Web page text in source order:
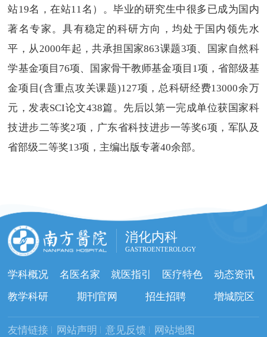
站19名，在站11名）。毕业的研究生中很多已成为国内
著名专家。具有稳定的科研方向，均处于国内领先水
平，从2000年起，共承担国家863课题3项、国家自然科
学基金项目76项、国家骨干教师基金项目1项，省部级基
金项目(含重点攻关课题)127项，总科研经费13000余万
元，发表SCI论文438篇。先后以第一完成单位获国家科
技进步二等奖2项，广东省科技进步一等奖6项，军队及
省部级二等奖13项，主编出版专著40余部。
消化内科
GASTROENTEROLOGY
学科概况 名医名家 就医指引 医疗特色
动态资讯
教学科研
期刊官网 招生招聘 增城院区
友情链接 网站声明 意见反馈 网站地图